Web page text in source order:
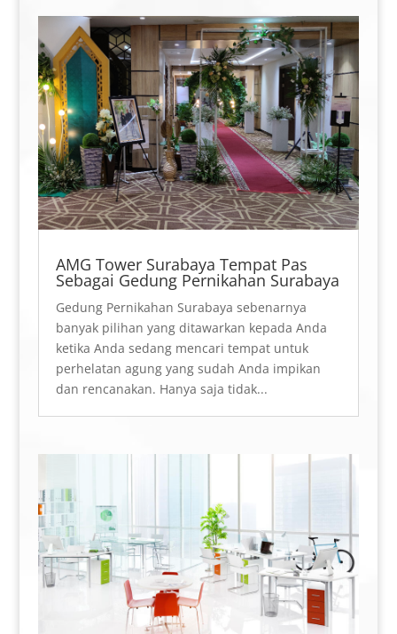
AMG Tower Surabaya Tempat Pas
Sebagai Gedung Pernikahan Surabaya
Gedung Pernikahan Surabaya sebenarnya
banyak pilihan yang ditawarkan kepada Anda
ketika Anda sedang mencari tempat untuk
perhelatan agung yang sudah Anda impikan
dan rencanakan. Hanya saja tidak...